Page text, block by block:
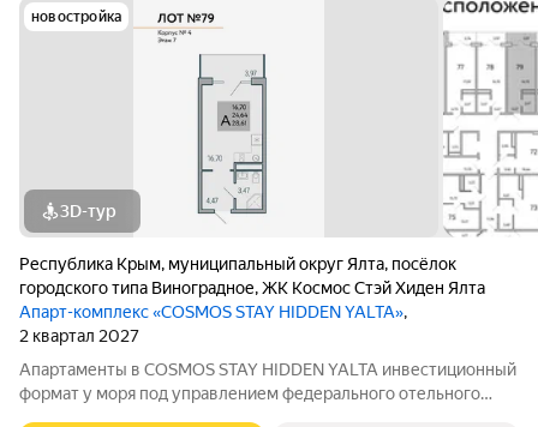
новостройка
3D-тур
Республика Крым, муниципальный округ Ялта, посёлок
городского типа Виноградное,ЖК Космос Стэй Хиден Ялта
Апарт-комплекс «COSMOS STAY HIDDEN YALTA»,
2 квартал 2027
Апартаменты в COSMOS STAY HIDDEN YALTA инвестиционный
формат у моря под управлением федерального отельного